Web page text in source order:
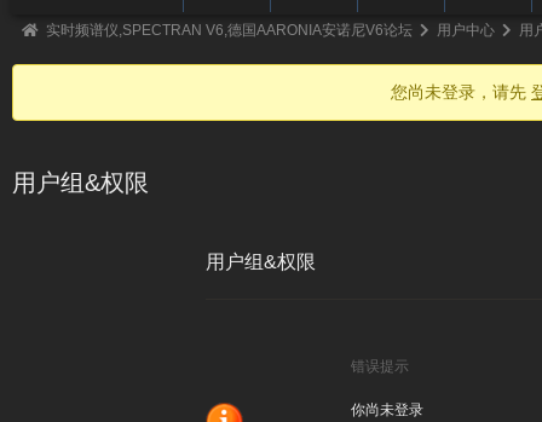
实时频谱仪,SPECTRAN V6,德国AARONIA安诺尼V6论坛 用户中心 用
您尚未登录，请先
用户组&权限
用户组&权限
错误提示
你尚未登录